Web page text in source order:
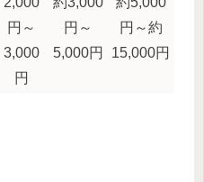
円～
3,000
円
円～
5,000円
円～約
15,000円